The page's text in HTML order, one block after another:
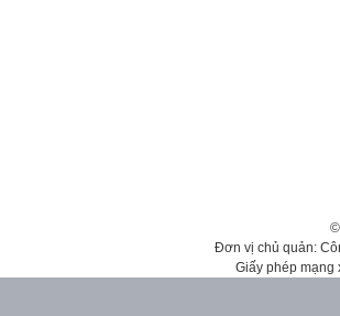
Đơn vị chủ quản:
Giấy phép mạng